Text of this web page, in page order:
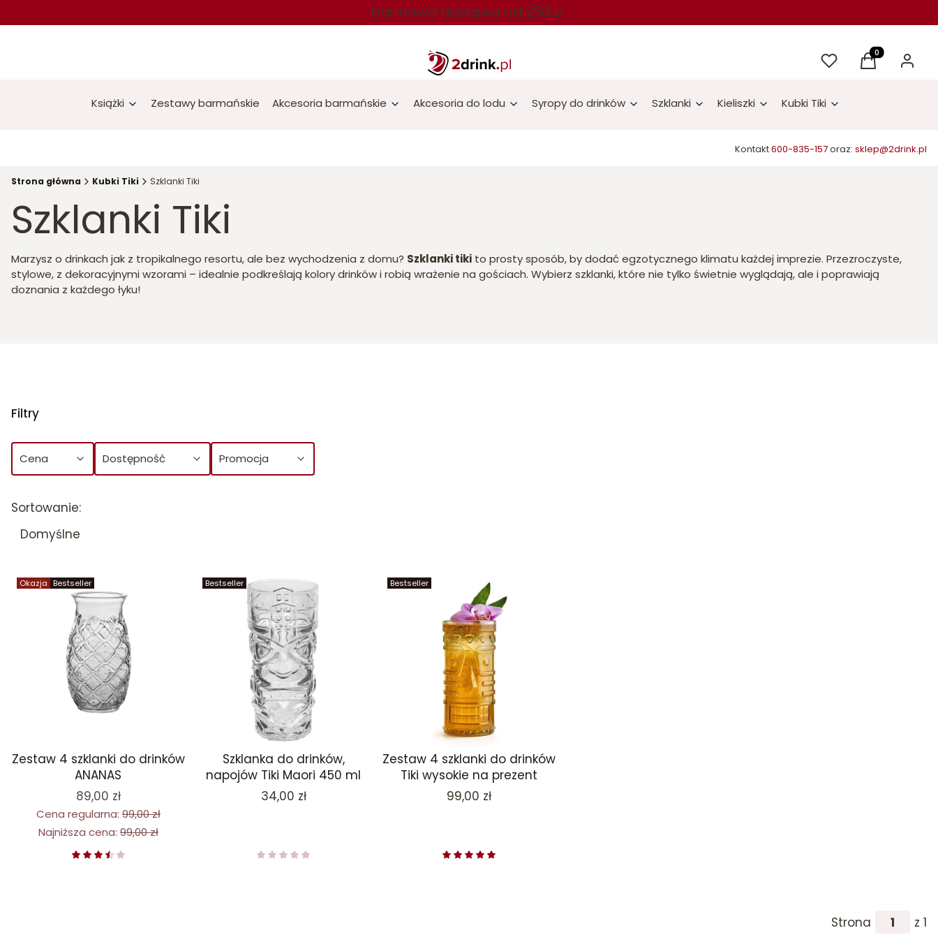
Darmowa dostawa od 250 zł
UlubioneProdukty w
Koszyk Zaloguj
Książki Zestawy barmańskie Akcesoria barmańskie Akcesoria do lodu Syropy do drinków Szklanki Kieliszki Kubki Tiki
Kontakt600-835-157oraz: sklep@2drink.pl
Strona główna Kubki Tiki Szklanki Tiki
Szklanki Tiki
Marzysz o drinkach jak z tropikalnego resortu, ale bez wychodzenia z domu? Szklanki tiki to prosty sposób, by dodać egzotycznego klimatu każdej imprezie. Przezroczyste,
stylowe, z dekoracyjnymi wzorami – idealnie podkreślają kolory drinków i robią wrażenie na gościach. Wybierz szklanki, które nie tylko świetnie wyglądają, ale i poprawiają
doznania z każdego łyku!
Filtry
Cena Dostępność Promocja
Lista produktów
Sortowanie:
Domyślne
Okazja Bestseller
Zestaw 4 szklanki do drinków
ANANAS
89,00 zł
Cena regularna: 99,00 zł
Najniższa cena: 99,00 zł
Bestseller
Szklanka do drinków,
napojów Tiki Maori 450 ml
Cena
34,00 zł
Bestseller
Zestaw 4 szklanki do drinków
Tiki wysokie na prezent
Cena
99,00 zł
Strona z 1